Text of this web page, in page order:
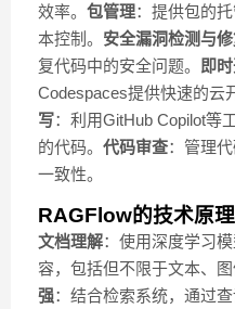
效率。 包管理：提供包的
本控制。 安全漏洞检测与
复代码中的安全问题。
即
Codespaces提供快速的云
写：利用GitHub Copilot等
的代码。 代码审查：管理
一致性。
RAGFlow的技术原理
文档理解：使用深度学习
容，包括但不限于文本、图
强：结合检索系统，通过